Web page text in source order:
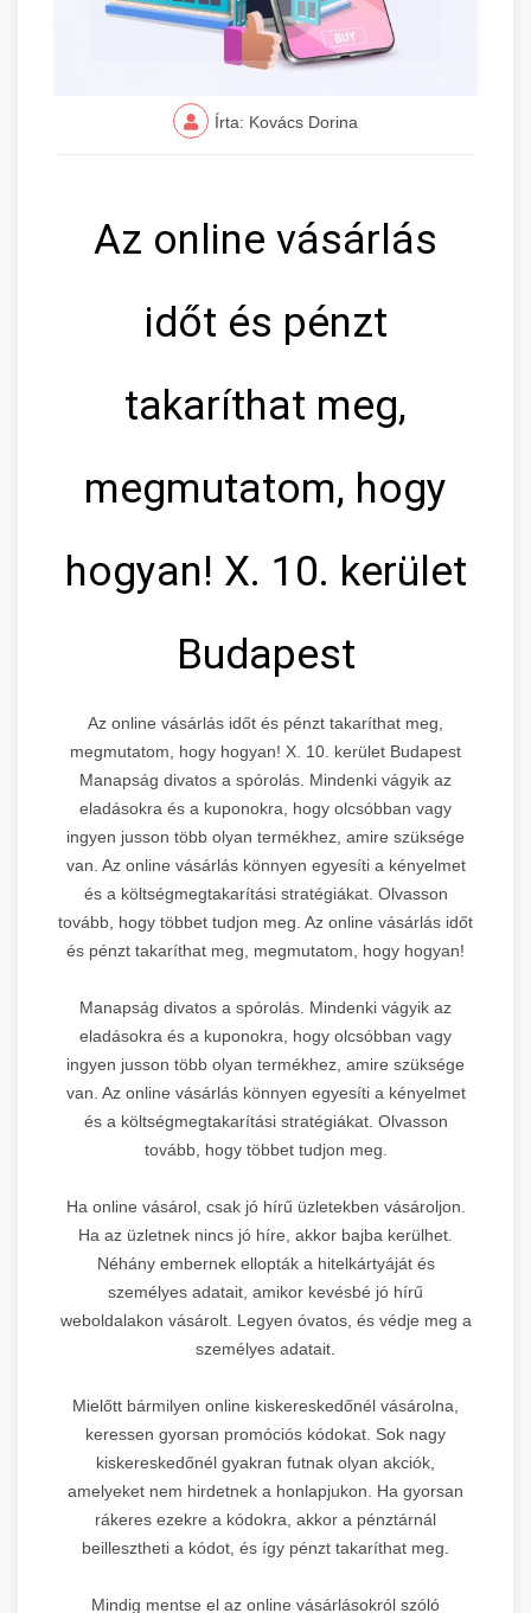
Írta: Kovács Dorina
Az online vásárlás
időt és pénzt
takaríthat meg,
megmutatom, hogy
hogyan! X. 10. kerület
Budapest
Az online vásárlás időt és pénzt takaríthat meg,
megmutatom, hogy hogyan! X. 10. kerület Budapest
Manapság divatos a spórolás. Mindenki vágyik az
eladásokra és a kuponokra, hogy olcsóbban vagy
ingyen jusson több olyan termékhez, amire szüksége
van. Az online vásárlás könnyen egyesíti a kényelmet
és a költségmegtakarítási stratégiákat. Olvasson
tovább, hogy többet tudjon meg. Az online vásárlás időt
és pénzt takaríthat meg, megmutatom, hogy hogyan!
Manapság divatos a spórolás. Mindenki vágyik az
eladásokra és a kuponokra, hogy olcsóbban vagy
ingyen jusson több olyan termékhez, amire szüksége
van. Az online vásárlás könnyen egyesíti a kényelmet
és a költségmegtakarítási stratégiákat. Olvasson
tovább, hogy többet tudjon meg.
Ha online vásárol, csak jó hírű üzletekben vásároljon.
Ha az üzletnek nincs jó híre, akkor bajba kerülhet.
Néhány embernek ellopták a hitelkártyáját és
személyes adatait, amikor kevésbé jó hírű
weboldalakon vásárolt. Legyen óvatos, és védje meg a
személyes adatait.
Mielőtt bármilyen online kiskereskedőnél vásárolna,
keressen gyorsan promóciós kódokat. Sok nagy
kiskereskedőnél gyakran futnak olyan akciók,
amelyeket nem hirdetnek a honlapjukon. Ha gyorsan
rákeres ezekre a kódokra, akkor a pénztárnál
beillesztheti a kódot, és így pénzt takaríthat meg.
Mindig mentse el az online vásárlásokról szóló